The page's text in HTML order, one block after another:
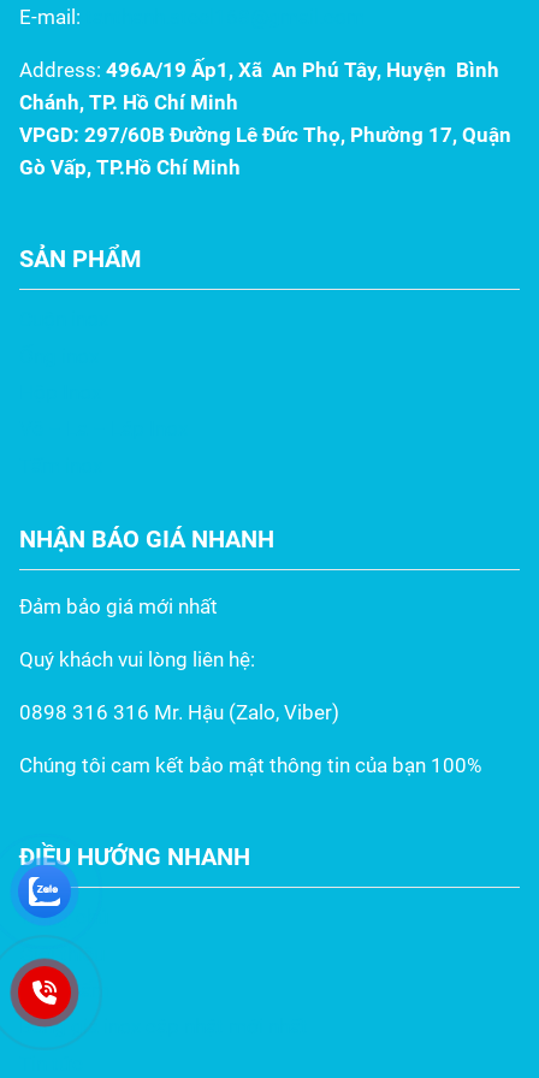
E-mail:
Address: 496A/19 Ấp1, Xã An Phú Tây, Huyện Bình
Chánh, TP. Hồ Chí Minh
VPGD: 297/60B Đường Lê Đức Thọ, Phường 17, Quận
Gò Vấp, TP.Hồ Chí Minh
SẢN PHẨM
NHẬN BÁO GIÁ NHANH
Đảm bảo giá mới nhất
Quý khách vui lòng liên hệ:
0898 316 316 Mr. Hậu (Zalo, Viber)
Chúng tôi cam kết bảo mật thông tin của bạn 100%
ĐIỀU HƯỚNG NHANH
Trang chủ
Giới thiệu
Sản phẩm
Bảng giá inox cập nhật mới nhất